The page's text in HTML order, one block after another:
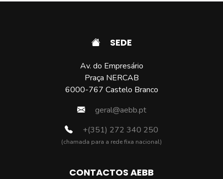
SEDE
Av. do Empresário
Praça NERCAB
6000-767 Castelo Branco
geral@aebb.pt
+(351) 272 340 250
(chamada para a rede fixa nacional)
CONTACTOS AEBB